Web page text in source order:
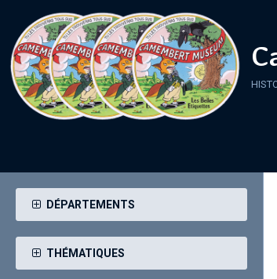
DÉPARTEMENTS
THÉMATIQUES